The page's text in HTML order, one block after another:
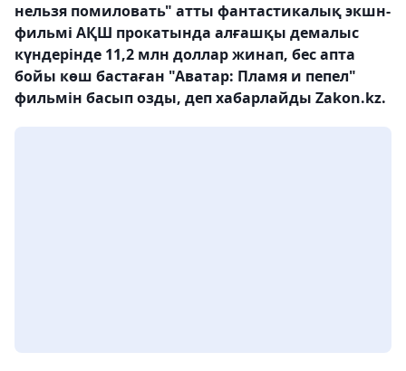
нельзя помиловать" атты фантастикалық экшн-
фильмі АҚШ прокатында алғашқы демалыс
күндерінде 11,2 млн доллар жинап, бес апта
бойы көш бастаған "Аватар: Пламя и пепел"
фильмін басып озды, деп хабарлайды Zakon.kz.